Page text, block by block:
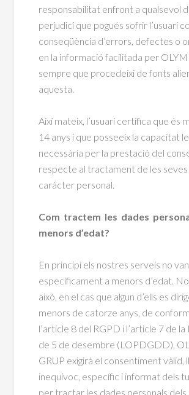
responsabilitat enfront a qualsevol
perjudici que pogués sofrir l’usuari
conseqüència d’errors, defectes o
en la informació facilitada per
sempre que procedeixi de fonts
aquesta.
Així mateix, l’usuari certifica que és
14 anys i que posseeix la capacitat
necessària per la prestació del
respecte al tractament de les
caràcter personal.
Com tractem les dades
menors d’edat?
En principi els nostres serveis no
específicament a menors d’edat.
això, en el cas que algun d’ells es
menors de catorze anys, de
l’article 8 del RGPD i l’article 7 de
de 5 de desembre (LOPDGDD),
GRUP exigirà el consentiment vàlid,
inequívoc, específic i informat dels
per tractar les dades personals dels